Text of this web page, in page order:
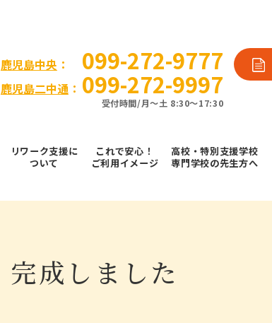
⿅児島中央 ： 099-272-9777
鹿児島二中通： 099-272-9997
受付時間/⽉〜⼟ 8:30～17:30
リワーク支援に
ついて
これで安⼼！
ご利⽤イメージ
高校・特別支援学校
専門学校の先生方へ
完成しました